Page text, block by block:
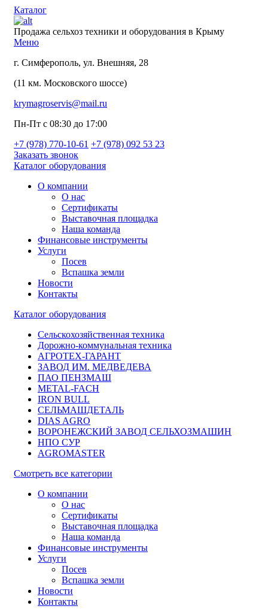
Каталог
Продажа сельхоз техники и оборудования в Крыму
Меню
г. Симферополь, ул. Внешняя, 28
(11 км. Московского шоссе)
krymagroservis@mail.ru
Пн-Пт с 08:30 до 17:00
+7 (978) 770-10-61 +7 (978) 092 53 23
Заказать звонок
Каталог оборудования
О компании
О нас
Сертификаты
Выставочная площадка
Наша команда
Финансовые инструменты
Услуги
Посев
Вспашка земли
Новости
Контакты
Каталог оборудования
Сельскохозяйственная техника
Дорожно-коммунальная техника
АГРОТЕХ-ГАРАНТ
ЗАВОД ИМ. МЕДВЕДЕВА
ПАО ПЕНЗМАШ
METAL-FACH
IRON BULL
СЕЛЬМАШДЕТАЛЬ
DIAS AGRO
ВОРОНЕЖСКИЙ ЗАВОД СЕЛЬХОЗМАШИН
НПО СУР
AGROMASTER
Смотреть все категории
О компании
О нас
Сертификаты
Выставочная площадка
Наша команда
Финансовые инструменты
Услуги
Посев
Вспашка земли
Новости
Контакты